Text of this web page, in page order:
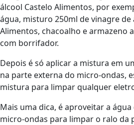
álcool Castelo Alimentos, por
água, misturo 250ml de vinagre de
Alimentos, chacoalho e armazeno
com borrifador.
Depois é só aplicar a mistura em
na parte externa do micro-ondas,
mistura para limpar qualquer
Mais uma dica, é aproveitar a
micro-ondas para limpar o ralo da